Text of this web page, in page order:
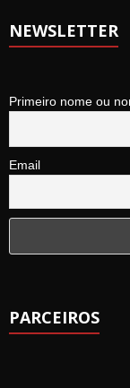
NEWSLETTER
Primeiro nome ou
Email
PARCEIROS